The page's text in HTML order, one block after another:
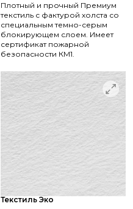
Плотный и прочный Премиум
текстиль с фактурой холста со
специальным темно-серым
блокирующем слоем. Имеет
сертификат пожарной
безопасности КМ1.
Текстиль Эко